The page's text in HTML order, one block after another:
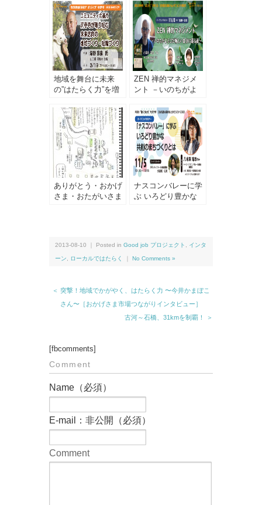
地域を舞台に未来
の”はたらく力”を増
てらこや＞
ZEN 禅的マネジメ
ント －いのちがよ
還る道
ありがとう・おかげ
さま・おたがいさま
ナスコンバレーに学
ぶ いろどり豊かな
2013-08-10 ｜ Posted in Good job プロジェクト , インタ
ーン, ローカルではたらく No Comments »
＜ 突撃！地域でかがやく、はたらく力 〜今井かまぼこ
さん〜［おかげさま市場つながりインタビュー］
古河～石橋、31kmを制覇！ ＞
[fbcomments]
Comment
Name（必須）
E-mail：非公開（必須）
Comment